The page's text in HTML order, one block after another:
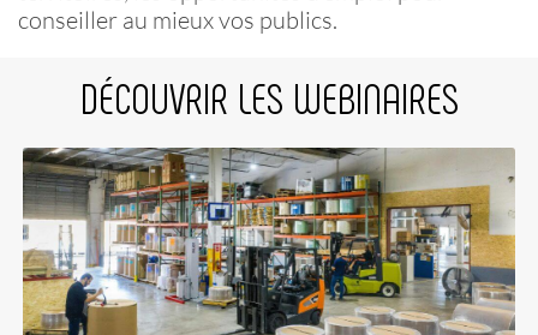
conseiller au mieux vos publics.
DÉCOUVRIR LES WEBINAIRES